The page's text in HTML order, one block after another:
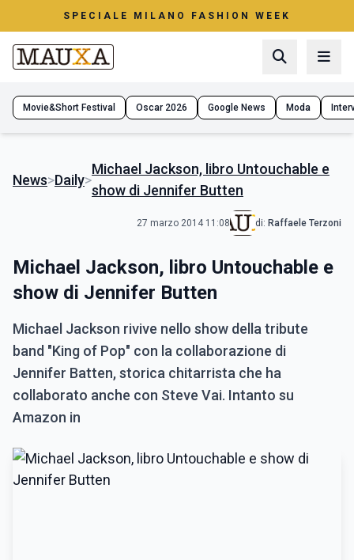
SPECIALE MILANO FASHION WEEK
Movie&Short Festival Oscar 2026 Google News Moda
News>Daily>
Michael Jackson, libro Untouchable e
show di Jennifer Butten
27 marzo 2014 11:08 di: Raffaele Terzoni
Michael Jackson, libro Untouchable e
show di Jennifer Butten
Michael Jackson rivive nello show della tribute
band "King of Pop" con la collaborazione di
Jennifer Batten, storica chitarrista che ha
collaborato anche con Steve Vai. Intanto su
Amazon in